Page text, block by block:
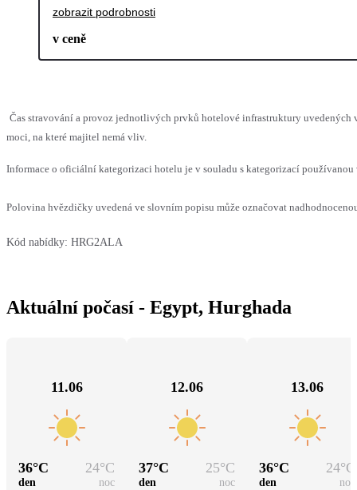
zobrazit podrobnosti
v ceně
Čas stravování a provoz jednotlivých prvků hotelové infrastruktury uvedených
moci, na které majitel nemá vliv.
Informace o oficiální kategorizaci hotelu je v souladu s kategorizací
Polovina hvězdičky uvedená ve slovním popisu může označovat
Kód nabídky: HRG2ALA
Aktuální počasí - Egypt, Hurghada
11.06
36°C 24°C
den noc
12.06
37°C 25°C
den noc
13.06
36°C 24°C
den noc